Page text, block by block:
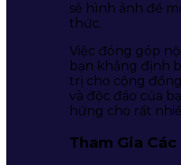
sẻ hình ảnh để
thức.
Việc đóng góp
bạn khẳng định
trị cho cộng
và độc đáo của
hứng cho rất
Tham Gia Các